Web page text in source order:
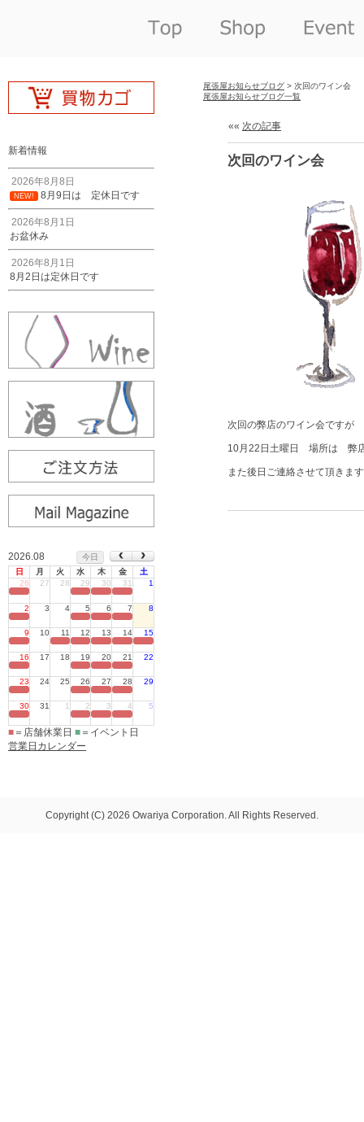
新着情報
2026年8月8日
NEW! 8月9日は 定休日です
2026年8月1日
お盆休み
2026年8月1日
8月2日は定休日です
2026.08
今日
日
月 火 水 木 金
土
26
27 28 29 30 31 1
2 3 4 5 6 7 8
9 10 11 12 13 14 15
16 17 18 19 20 21 22
23 24 25 26 27 28 29
30 31 1 2 3 4 5
■ ＝店舗休業日 ■ ＝イベント日
営業日カレンダー
尾張屋お知らせブログ > 次回のワイン会
尾張屋お知らせブログ一覧
«« 次の記事
次回のワイン会
次回の弊店のワイン会です
10月22日土曜日 場所は 弊
また後日ご連絡させて頂きま
Copyright (C) 2026 Owariya Corporation. All Rights Reserved.